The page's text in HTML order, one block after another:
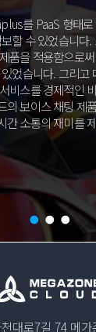
를 PaaS 형태
할 수 있었습니다
품을 적용함으로써
었습니다. 그리고
비스를 경제적인
의 보이스 채팅 제
간 소통의 재미를
대로7길 74 메가